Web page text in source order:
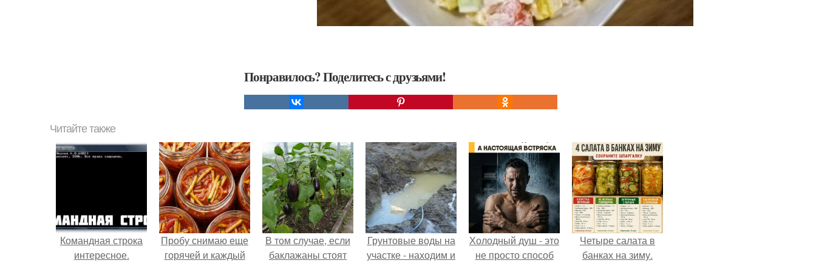
Понравилось? Поделитесь с друзьями!
Читайте также
Командная строка
интересное.
Пробу снимаю еще
горячей и каждый
В том случае, если
баклажаны стоят
Грунтовые воды на
участке - находим и
Холодный душ - это
не просто способ
Четыре салата в
банках на зиму.